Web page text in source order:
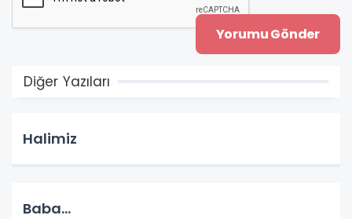
Diğer Yazıları
Halimiz
Baba...